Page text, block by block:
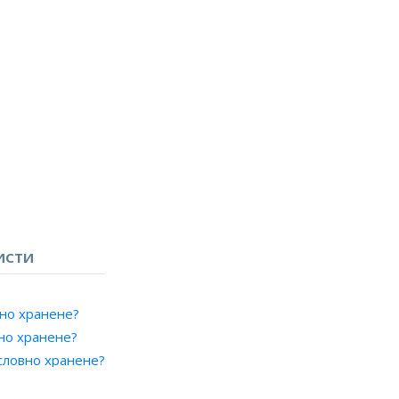
хранене?
хранене?
хранене?